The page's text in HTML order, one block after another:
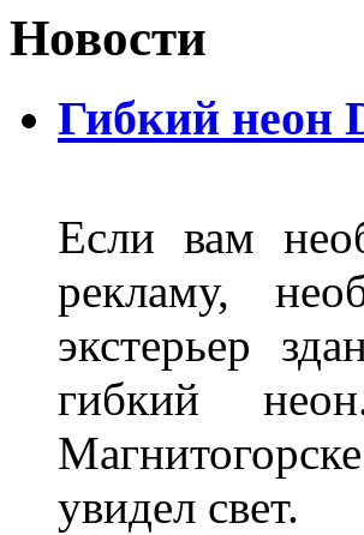
Новости
Гибкий неон
Если вам
рекламу,
экстерьер
гибкий
увидел свет.